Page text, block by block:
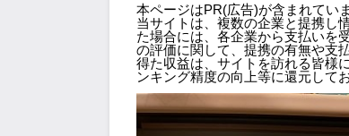
本ページはPR(広告)が含まれてい
当サイトは、複数の企業と提携し
た場合には、各企業から支払いを
の評価に関して、提携の有無や支
得た収益は、サイトを訪れる皆様
ンキング精度の向上等に還元して